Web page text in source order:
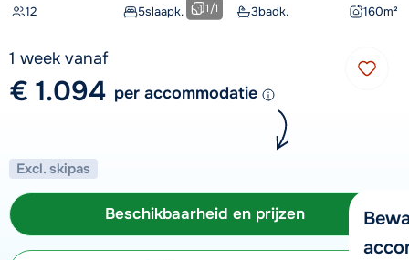
12 5slaapk. 3badk. 160m²
1/1
1 week vanaf
€ 1.094 per accommodatie
Excl. skipas
Beschikbaarheid en prijzen